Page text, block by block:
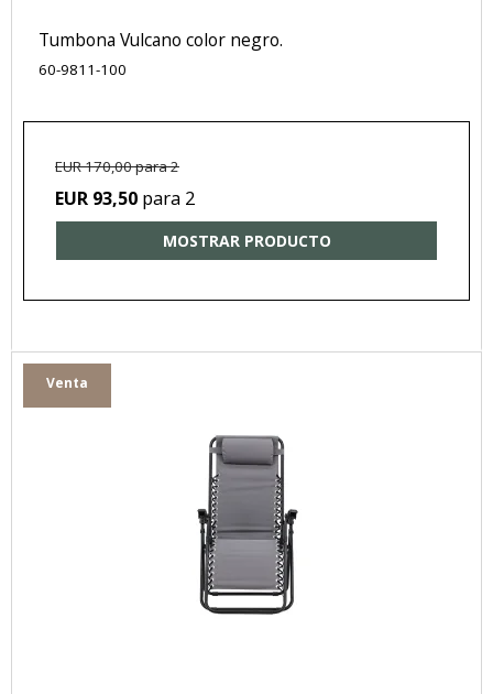
Tumbona Vulcano color negro.
60-9811-100
EUR 170,00 para 2
EUR 93,50 para 2
MOSTRAR PRODUCTO
Venta